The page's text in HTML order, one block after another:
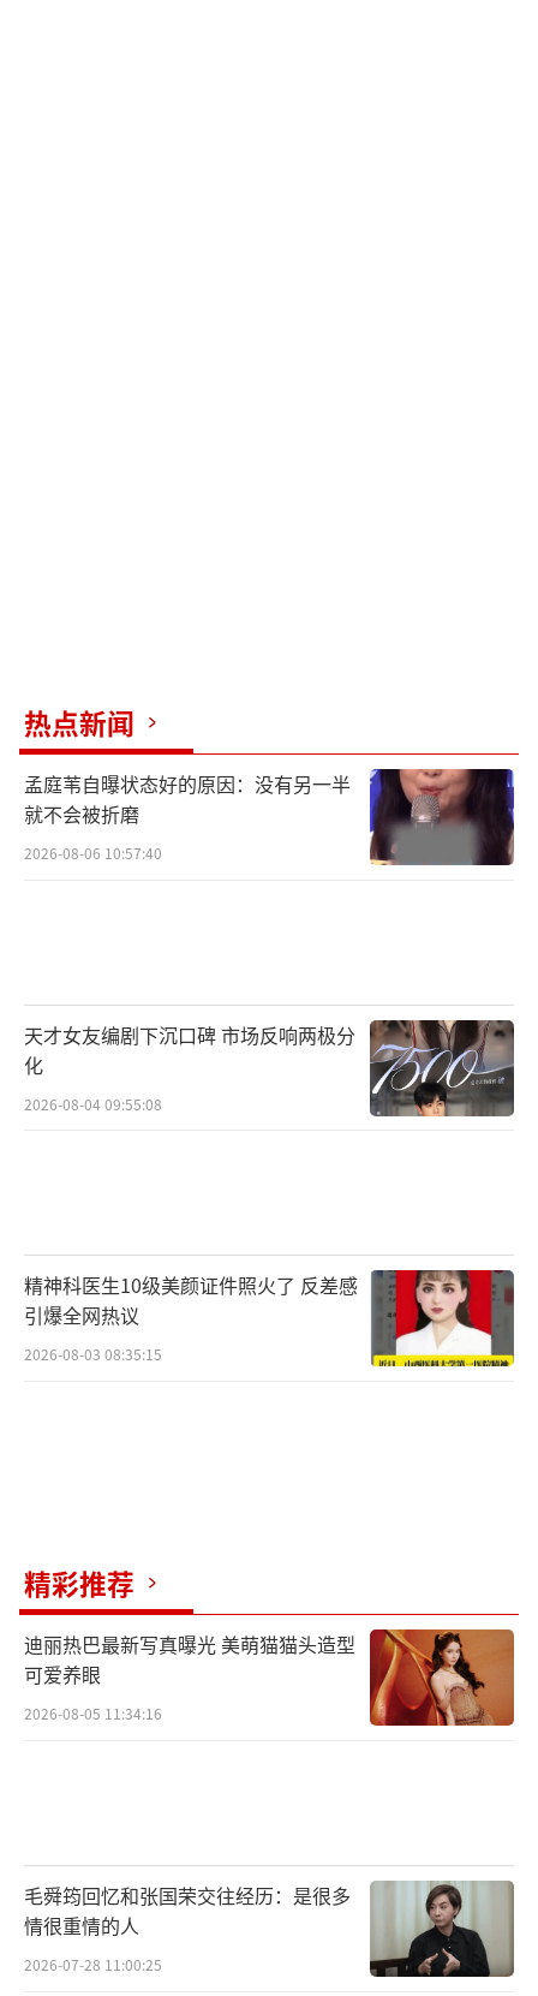
热点新闻
孟庭苇自曝状态好的原因：没有另一半
就不会被折磨
2026-08-06 10:57:40
天才女友编剧下沉口碑 市场反响两极分
化
2026-08-04 09:55:08
精神科医生10级美颜证件照火了 反差感
引爆全网热议
2026-08-03 08:35:15
精彩推荐
迪丽热巴最新写真曝光 美萌猫猫头造型
可爱养眼
2026-08-05 11:34:16
毛舜筠回忆和张国荣交往经历：是很多
情很重情的人
2026-07-28 11:00:25